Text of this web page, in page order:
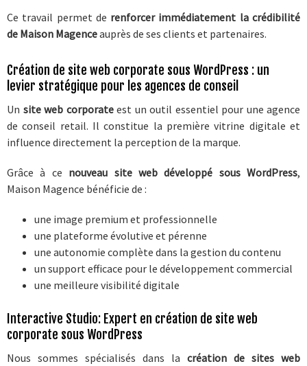
Ce travail permet de renforcer immédiatement la crédibilité
de Maison Magenceauprès de ses clients et partenaires.
Création de site web corporate sous WordPress : un
levier stratégique pour les agences de conseil
Un site web corporateest un outil essentiel pour une agence
de conseil retail. Il constitue la première vitrine digitale et
influence directement la perception de la marque.
Grâce à ce nouveau site web développé sous WordPress,
Maison Magence bénéficie de :
une image premium et professionnelle
une plateforme évolutive et pérenne
une autonomie complète dans la gestion du contenu
un support efficace pour le développement commercial
une meilleure visibilité digitale
Interactive Studio: Expert en création de site web
corporate sous WordPress
Nous sommes spécialisés dans lacréation de sites web